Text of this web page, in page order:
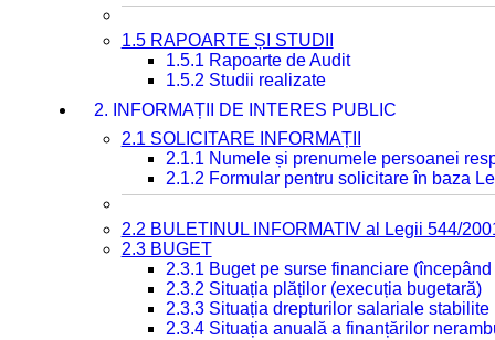
1.5 RAPOARTE ȘI STUDII
1.5.1 Rapoarte de Audit
1.5.2 Studii realizate
2. INFORMAȚII DE INTERES PUBLIC
2.1 SOLICITARE INFORMAȚII
2.1.1 Numele și prenumele persoanei
2.1.2 Formular pentru solicitare în baza
2.2 BULETINUL INFORMATIV al Legii 544/
2.3 BUGET
2.3.1 Buget pe surse financiare
2.3.2 Situația plăților (execuția bugetară)
2.3.3 Situația drepturilor salariale
2.3.4 Situația anuală a finanțărilor